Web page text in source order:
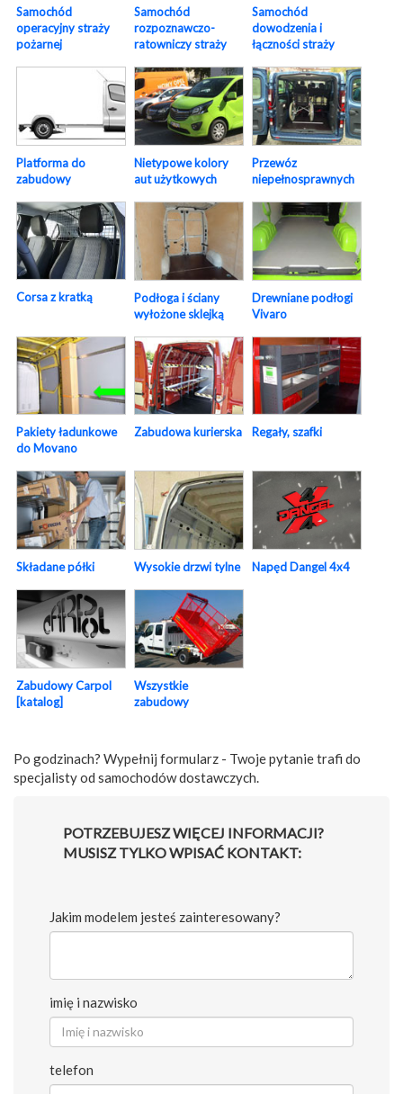
Samochód
operacyjny straży
pożarnej
Samochód
rozpoznawczo-
ratowniczy straży
Samochód
dowodzenia i
łączności straży
Platforma do
zabudowy
Nietypowe kolory
aut użytkowych
Przewóz
niepełnosprawnych
Corsa z kratką
Podłoga i ściany
wyłożone sklejką
Drewniane podłogi
Vivaro
Pakiety ładunkowe
do Movano
Zabudowa kurierska Regały, szafki
Składane półki Wysokie drzwi tylne Napęd Dangel 4x4
Zabudowy Carpol
[katalog]
Wszystkie
zabudowy
Po godzinach? Wypełnij formularz - Twoje pytanie trafi do
specjalisty od samochodów dostawczych.
POTRZEBUJESZ WIĘCEJ INFORMACJI?
MUSISZ TYLKO WPISAĆ KONTAKT:
Jakim modelem jesteś zainteresowany?
imię i nazwisko
telefon